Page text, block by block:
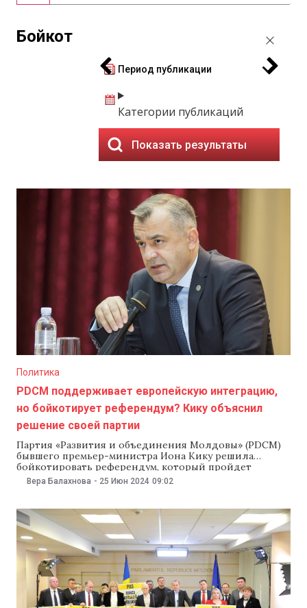
Бойкот
Период публикации
Категории публикаций
Показать результаты
Политика
PDCM поддерживает европейскую интеграцию,
но бойкотирует референдум? Кику объяснил
решение своей партии
Партия «Развития и объединения Молдовы» (PDCM)
бывшего премьер-министра Иона Кику решила
бойкотировать референдум, который пройдет
одновременно с президентскими выборами осенью
2024 года, несмотря на то, что ранее формирование
Молдовы и подписало пакт «За Европу». Сам экс-
премьер при этом утверждает, что никакого
противоречия в этом нет.
Вера Балахнова - 25 Июн 2024 09:02